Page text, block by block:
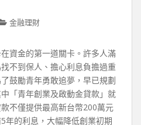
金融理財
資金的第一道關卡。許多人滿
不到保人、擔心利息負擔過重
鼓勵青年勇敢追夢，早已規劃
「青年創業及啟動金貸款」就
不僅提供最高新台幣200萬元
年的利息，大幅降低創業初期